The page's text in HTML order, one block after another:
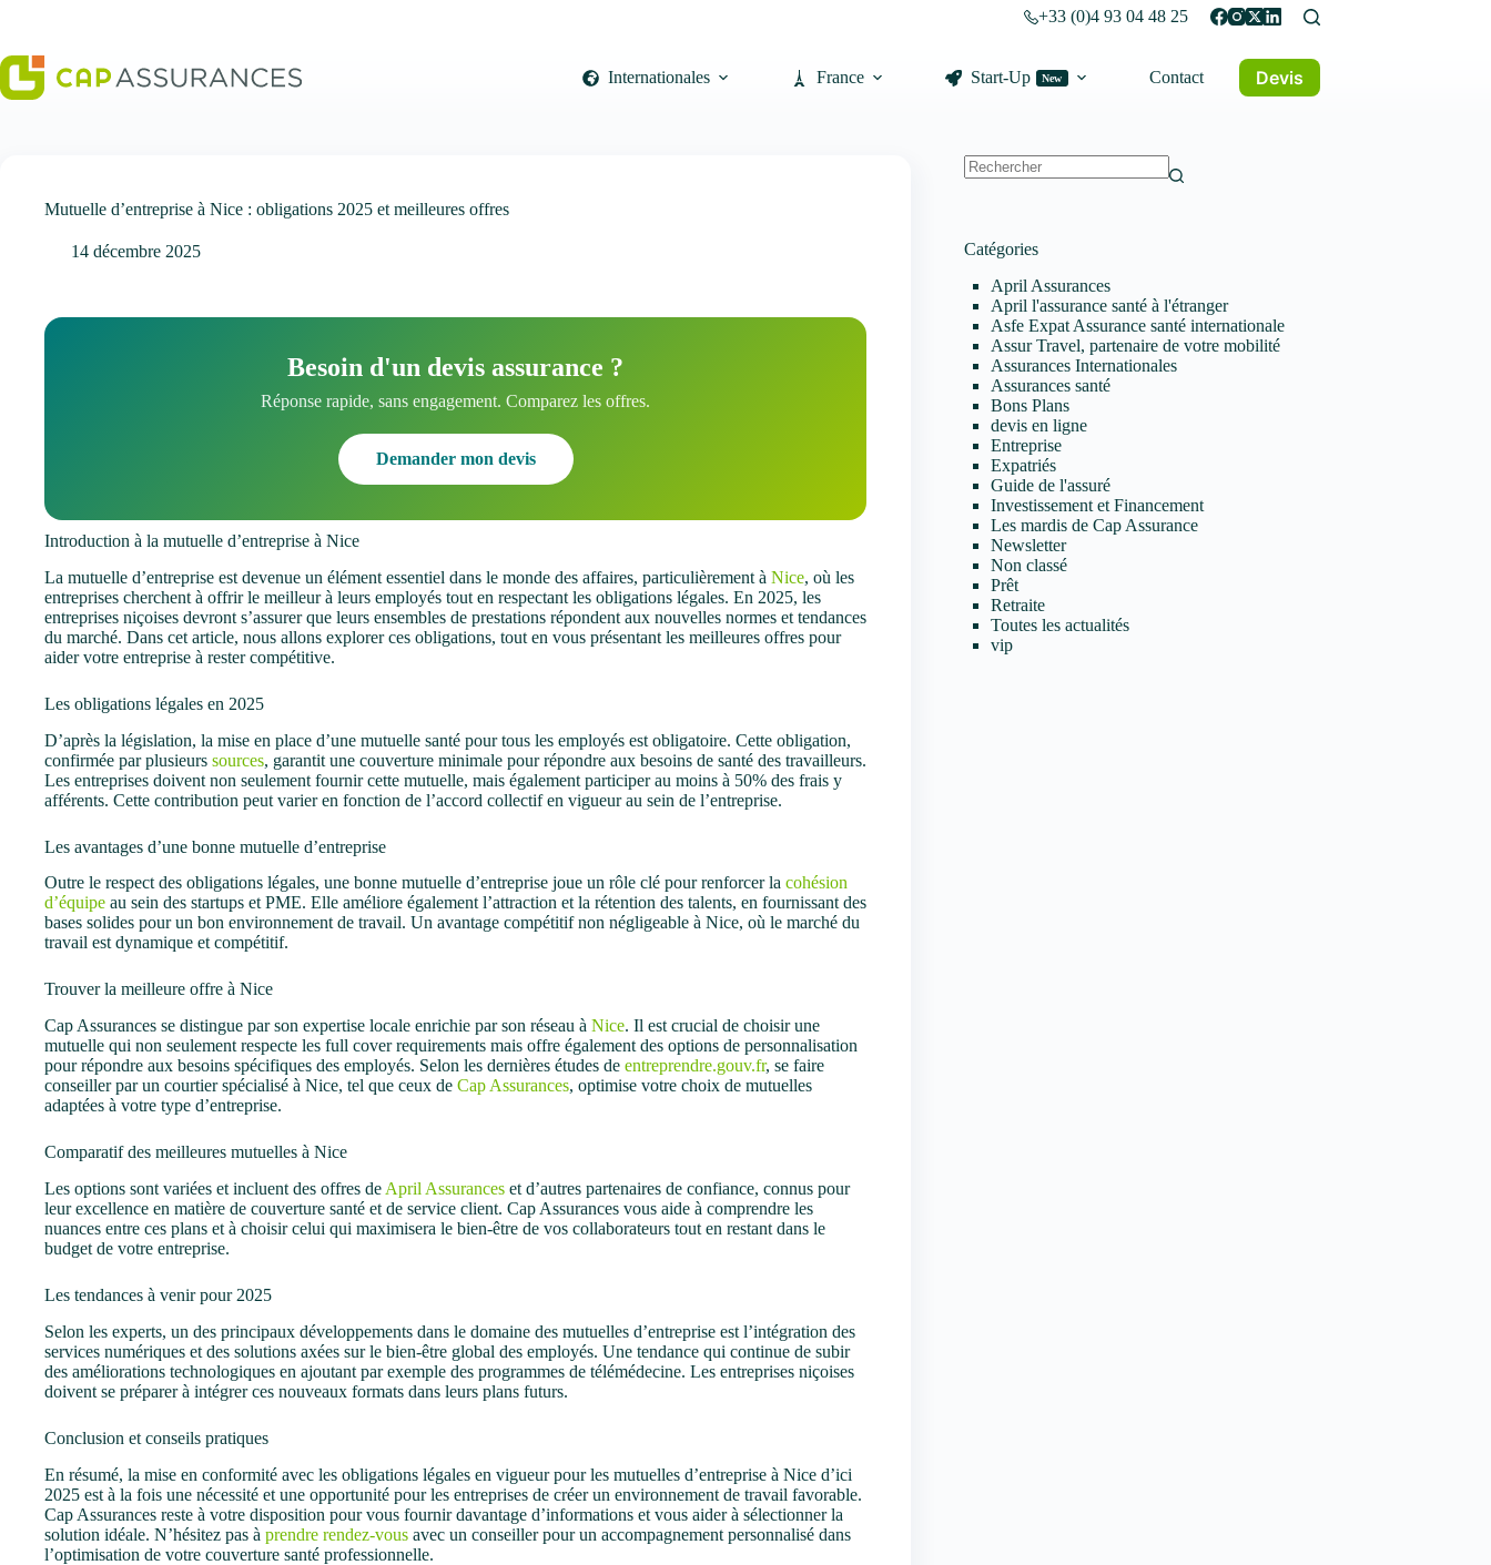
+33 (0)4 93 04 48 25
Internationales France Start-Up New Contact Devis
Mutuelle d’entreprise à Nice : obligations 2025 et meilleures offres
14 décembre 2025
Besoin d'un devis assurance ?
Réponse rapide, sans engagement. Comparez les offres.
Demander mon devis
Introduction à la mutuelle d’entreprise à Nice
La mutuelle d’entreprise est devenue un élément essentiel dans le monde des affaires, particulièrement à Nice, où les
entreprises cherchent à offrir le meilleur à leurs employés tout en respectant les obligations légales. En 2025, les
entreprises niçoises devront s’assurer que leurs ensembles de prestations répondent aux nouvelles normes et tendances
du marché. Dans cet article, nous allons explorer ces obligations, tout en vous présentant les meilleures offres pour
aider votre entreprise à rester compétitive.
Les obligations légales en 2025
D’après la législation, la mise en place d’une mutuelle santé pour tous les employés est obligatoire. Cette obligation,
confirmée par plusieurs sources, garantit une couverture minimale pour répondre aux besoins de santé des travailleurs.
Les entreprises doivent non seulement fournir cette mutuelle, mais également participer au moins à 50% des frais y
afférents. Cette contribution peut varier en fonction de l’accord collectif en vigueur au sein de l’entreprise.
Les avantages d’une bonne mutuelle d’entreprise
Outre le respect des obligations légales, une bonne mutuelle d’entreprise joue un rôle clé pour renforcer la cohésion
d’équipe au sein des startups et PME. Elle améliore également l’attraction et la rétention des talents, en fournissant des
bases solides pour un bon environnement de travail. Un avantage compétitif non négligeable à Nice, où le marché du
travail est dynamique et compétitif.
Trouver la meilleure offre à Nice
Cap Assurances se distingue par son expertise locale enrichie par son réseau à Nice. Il est crucial de choisir une
mutuelle qui non seulement respecte les full cover requirements mais offre également des options de personnalisation
pour répondre aux besoins spécifiques des employés. Selon les dernières études de entreprendre.gouv.fr, se faire
conseiller par un courtier spécialisé à Nice, tel que ceux de Cap Assurances, optimise votre choix de mutuelles
adaptées à votre type d’entreprise.
Comparatif des meilleures mutuelles à Nice
Les options sont variées et incluent des offres de April Assurances et d’autres partenaires de confiance, connus pour
leur excellence en matière de couverture santé et de service client. Cap Assurances vous aide à comprendre les
nuances entre ces plans et à choisir celui qui maximisera le bien-être de vos collaborateurs tout en restant dans le
budget de votre entreprise.
Les tendances à venir pour 2025
Selon les experts, un des principaux développements dans le domaine des mutuelles d’entreprise est l’intégration des
services numériques et des solutions axées sur le bien-être global des employés. Une tendance qui continue de subir
des améliorations technologiques en ajoutant par exemple des programmes de télémédecine. Les entreprises niçoises
doivent se préparer à intégrer ces nouveaux formats dans leurs plans futurs.
Conclusion et conseils pratiques
En résumé, la mise en conformité avec les obligations légales en vigueur pour les mutuelles d’entreprise à Nice d’ici
2025 est à la fois une nécessité et une opportunité pour les entreprises de créer un environnement de travail favorable.
Cap Assurances reste à votre disposition pour vous fournir davantage d’informations et vous aider à sélectionner la
solution idéale. N’hésitez pas à prendre rendez-vous avec un conseiller pour un accompagnement personnalisé dans
l’optimisation de votre couverture santé professionnelle.
Catégories
April Assurances
April l'assurance santé à l'étranger
Asfe Expat Assurance santé internationale
Assur Travel, partenaire de votre mobilité
Assurances Internationales
Assurances santé
Bons Plans
devis en ligne
Entreprise
Expatriés
Guide de l'assuré
Investissement et Financement
Les mardis de Cap Assurance
Newsletter
Non classé
Prêt
Retraite
Toutes les actualités
vip